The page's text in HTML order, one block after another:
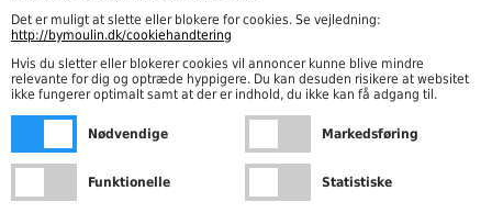
Det er muligt at slette eller blokere for cookies. Se vejledning:
http://bymoulin.dk/cookiehandtering
Hvis du sletter eller blokerer cookies vil annoncer kunne blive mindre
relevante for dig og optræde hyppigere. Du kan desuden risikere at websitet
ikke fungerer optimalt samt at der er indhold, du ikke kan få adgang til.
Nødvendige Markedsføring
Funktionelle Statistiske
Åbningstider
Mandag – fredag kl. 10.00-18.00
Lørdag kl. 10.00-15.00